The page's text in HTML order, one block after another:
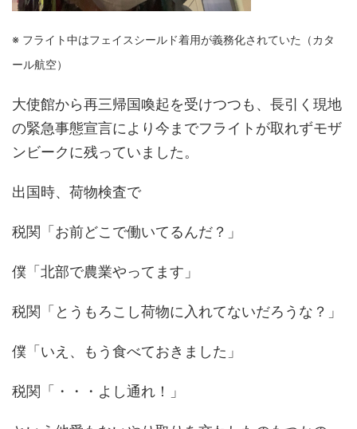
※ フライト中はフェイスシールド着用が義務化されていた（カタ
ール航空）
大使館から再三帰国喚起を受けつつも、長引く現地
の緊急事態宣言により今までフライトが取れずモザ
ンビークに残っていました。
出国時、荷物検査で
税関「お前どこで働いてるんだ？」
僕「北部で農業やってます」
税関「とうもろこし荷物に入れてないだろうな？」
僕「いえ、もう食べておきました」
税関「・・・よし通れ！」